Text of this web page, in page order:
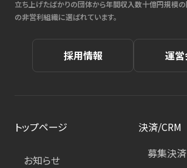
立ち上げたばかりの団体から年間収入数十億円規模
の非営利組織に選ばれています。
採用情報 運
トップページ
お知らせ
決済/CRM
募集決済